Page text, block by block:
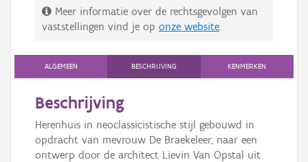
Meer informatie over de rechtsgevolgen van
vaststellingen vind je op onze website
ALGEMEEN BESCHRIJVING KENMERKEN
Beschrijving
Herenhuis in neoclassicistische stijl gebouwd in
opdracht van mevrouw De Braekeleer, naar een
ontwerp door de architect Lievin Van Opstal uit